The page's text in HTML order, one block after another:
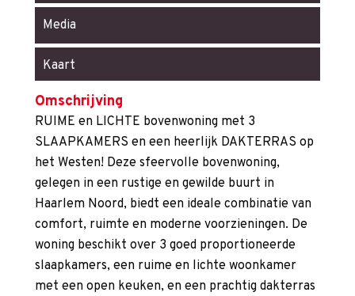
Media
Kaart
Omschrijving
RUIME en LICHTE bovenwoning met 3
SLAAPKAMERS en een heerlijk DAKTERRAS op
het Westen! Deze sfeervolle bovenwoning,
gelegen in een rustige en gewilde buurt in
Haarlem Noord, biedt een ideale combinatie van
comfort, ruimte en moderne voorzieningen. De
woning beschikt over 3 goed proportioneerde
slaapkamers, een ruime en lichte woonkamer
met een open keuken, en een prachtig dakterras